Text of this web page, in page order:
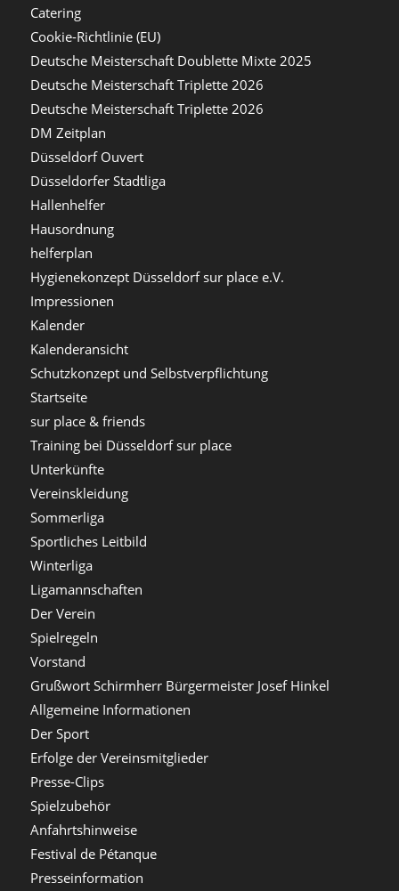
Catering
Cookie-Richtlinie (EU)
Deutsche Meisterschaft Doublette Mixte 2025
Deutsche Meisterschaft Triplette 2026
Deutsche Meisterschaft Triplette 2026
DM Zeitplan
Düsseldorf Ouvert
Düsseldorfer Stadtliga
Hallenhelfer
Hausordnung
helferplan
Hygienekonzept Düsseldorf sur place e.V.
Impressionen
Kalender
Kalenderansicht
Schutzkonzept und Selbstverpflichtung
Startseite
sur place & friends
Training bei Düsseldorf sur place
Unterkünfte
Vereinskleidung
Sommerliga
Sportliches Leitbild
Winterliga
Ligamannschaften
Der Verein
Spielregeln
Vorstand
Grußwort Schirmherr Bürgermeister Josef Hinkel
Allgemeine Informationen
Der Sport
Erfolge der Vereinsmitglieder
Presse-Clips
Spielzubehör
Anfahrtshinweise
Festival de Pétanque
Presseinformation